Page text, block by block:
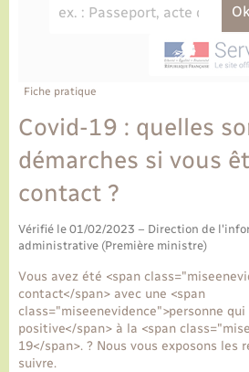
Bulletins d'informations
Le personnel municipal
Comment venir à Lyons-la-
Plan interactif
Présentation de la commune
Histoire et patrimoine
L’intercommunalité
Permis de détention de chien
Social
CIDFF
Etat-civil - Papiers -
Logement - Urbanisme
Loisirs
Marchés de Lyons-la-Forêt
Nouvel habitant
Numérique et services -
Organisation d’événement
Transports scolaires
Travaux - Autorisation
Fiche pratique
Covid-19 : quelles
démarches si vous
contact ?
Vérifié le 01/02/2023 – Direction de
administrative (Première ministre)
Vous avez été <span
contact</span> avec une <span
class="miseenevidence">personne
positive</span> à la <span
19</span>. ? Nous vous exposons les
suivre.